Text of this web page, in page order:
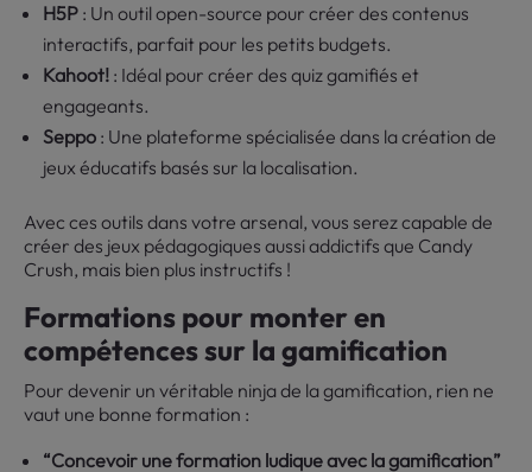
H5P : Un outil open-source pour créer des contenus
interactifs, parfait pour les petits budgets.
Kahoot! : Idéal pour créer des quiz gamifiés et
engageants.
Seppo : Une plateforme spécialisée dans la création de
jeux éducatifs basés sur la localisation.
Avec ces outils dans votre arsenal, vous serez capable de
créer des jeux pédagogiques aussi addictifs que Candy
Crush, mais bien plus instructifs !
Formations pour monter en
compétences sur la gamification
Pour devenir un véritable ninja de la gamification, rien ne
vaut une bonne formation :
“Concevoir une formation ludique avec la gamification”